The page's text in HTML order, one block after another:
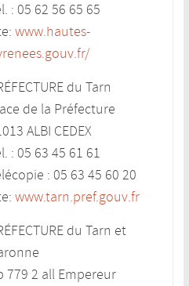
: 05 62 56 65 65
www.hautes-
du Tarn
de la Préfecture
ALBI CEDEX
: 05 63 45 61 61
: 05 63 45 60 20
www.tarn.pref.gouv.fr
du Tarn et
779 2 all Empereur